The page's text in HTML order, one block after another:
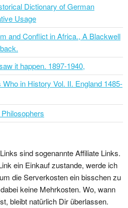
Dictionary of German
Usage
and Conflict in Africa., A Blackwell
it happen. 1897-1940,
Who in History Vol. II. England 1485-
sind sogenannte Affiliate Links.
ein Einkauf zustande, werde ich
die Serverkosten ein bisschen zu
keine Mehrkosten. Wo, wann
bleibt natürlich Dir überlassen.